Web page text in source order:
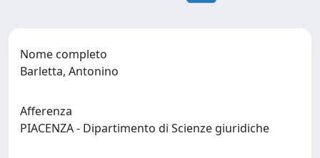
Nome completo
Barletta, Antonino
Afferenza
PIACENZA - Dipartimento di Scienze giuridiche